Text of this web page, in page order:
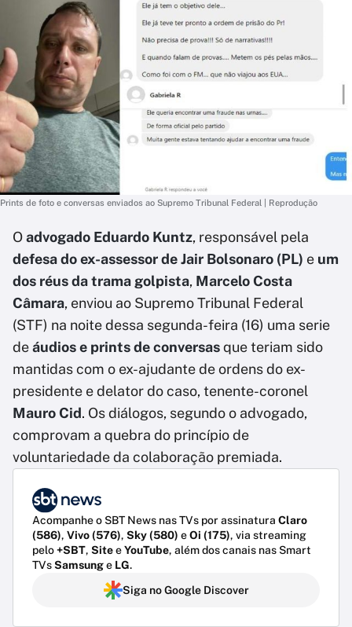
Prints de foto e conversas enviados ao Supremo Tribunal Federal | Reprodução
Oadvogado Eduardo Kuntz, responsável pela
defesa do ex-assessor de Jair Bolsonaro (PL) e um
dos réus da trama golpista, Marcelo Costa
Câmara, enviou ao Supremo Tribunal Federal
(STF) na noite dessa segunda-feira (16) uma serie
deáudios e prints de conversasque teriam sido
mantidas com o ex-ajudante de ordens do ex-
presidente e delator do caso, tenente-coronel
Mauro Cid. Os diálogos, segundo o advogado,
comprovam a quebra do princípio de
voluntariedade da colaboração premiada.
Acompanhe o SBT News nas TVs por assinatura Claro
(586), Vivo (576), Sky (580) eOi (175), via streaming
pelo+SBT, SiteeYouTube, além dos canais nas Smart
TVsSamsunge LG.
Siga no Google Discover